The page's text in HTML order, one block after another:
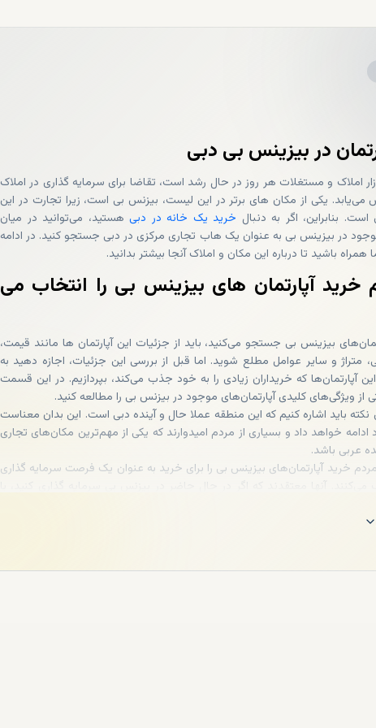
در بیزینس بی دبی
املاک و مستغلات هر روز در حال رشد است، تقاضا برای سرمایه گذاری در املاک
می‌یابد. یکی از مکان های برتر در این لیست، بیزنس بی است، زیرا تجارت در این
بنابراین، اگر به دنبال خرید یک خانه در دبیهستید، می‌توانید در میان
در بیزینس بی به عنوان یک هاب تجاری مرکزی در دبی جستجو کنید. در ادامه
باشید تا درباره این مکان و املاک آنجا بیشتر بدانید.
خرید آپارتمان های بیزینس بی را انتخاب می
بیزینس بی جستجو می‌کنید، باید از جزئیات این آپارتمان ها مانند قیمت،
متراژ و سایر عوامل مطلع شوید. اما قبل از بررسی این جزئیات، اجازه دهید به
آپارتمان‌ها که خریداران زیادی را به خود جذب می‌کند، بپردازیم. در این قسمت
از ویژگی‌های کلیدی آپارتمان‌های موجود در بیزنس بی را مطالعه کنید.
نکته باید اشاره کنیم که این منطقه عملا حال و آینده دبی است. این بدان معناست
خواهد داد و بسیاری از مردم امیدوارند که یکی از مهم‌ترین مکان‌های تجاری
عربی باشد.
مردم خرید آپارتمان‌های بیزینس بی را برای خرید به عنوان یک فرصت سرمایه گذاری
می‌توانید همه آنچه را که نیاز دارید در این منطقه پیدا کنید، مانند
سالن‌های زیبایی، کلوپ‌های شبانه، و استخرهای بی‌نهایت ارائه می‌دهد.